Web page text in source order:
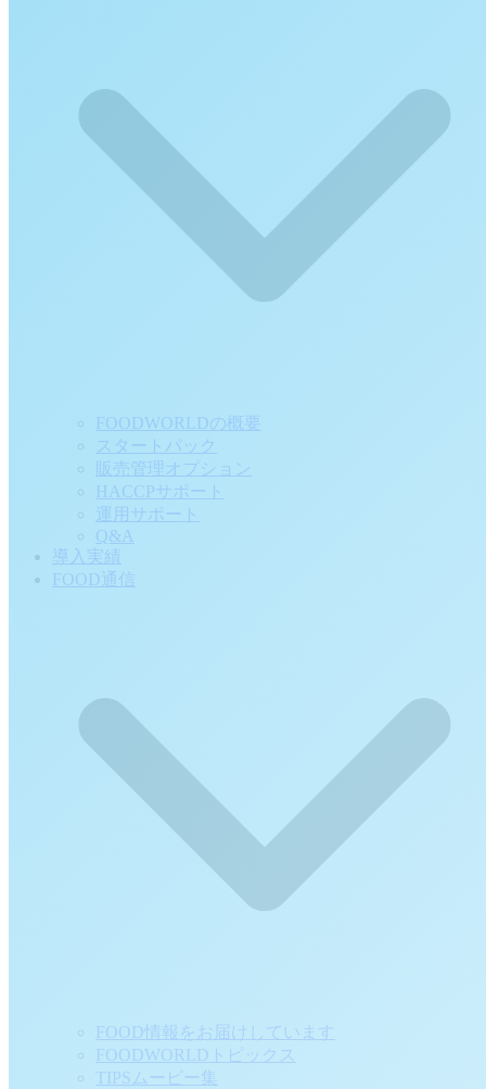
FOODWORLDの概要
スタートパック
販売管理オプション
HACCPサポート
運用サポート
Q&A
導入実績
FOOD通信
FOOD情報をお届けしています
FOODWORLDトピックス
TIPSムービー集